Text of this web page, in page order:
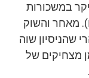
במשכורות
מאחר והשוק
שהניסיון שוה
מצחיקים של